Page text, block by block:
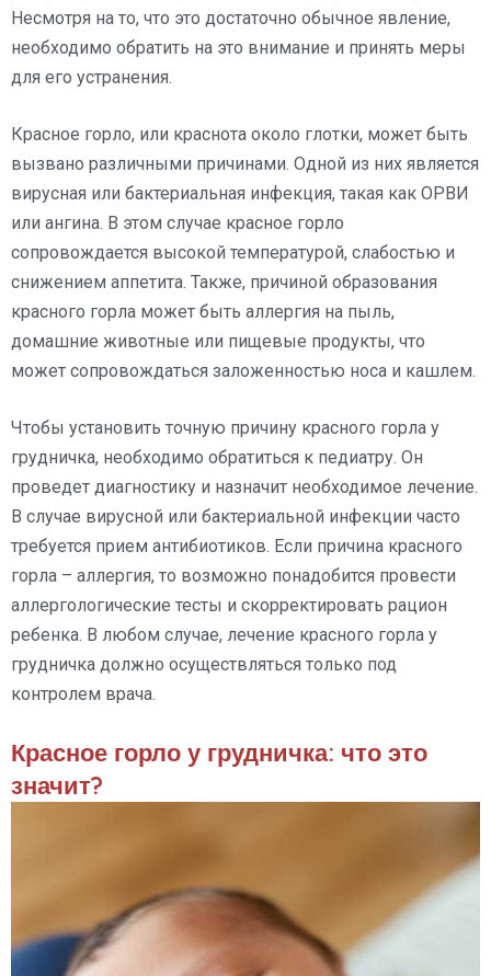
Несмотря на то, что это достаточно обычное явление,
необходимо обратить на это внимание и принять меры
для его устранения.
Красное горло, или краснота около глотки, может быть
вызвано различными причинами. Одной из них является
вирусная или бактериальная инфекция, такая как ОРВИ
или ангина. В этом случае красное горло
сопровождается высокой температурой, слабостью и
снижением аппетита. Также, причиной образования
красного горла может быть аллергия на пыль,
домашние животные или пищевые продукты, что
может сопровождаться заложенностью носа и кашлем.
Чтобы установить точную причину красного горла у
грудничка, необходимо обратиться к педиатру. Он
проведет диагностику и назначит необходимое лечение.
В случае вирусной или бактериальной инфекции часто
требуется прием антибиотиков. Если причина красного
горла – аллергия, то возможно понадобится провести
аллергологические тесты и скорректировать рацион
ребенка. В любом случае, лечение красного горла у
грудничка должно осуществляться только под
контролем врача.
Красное горло у грудничка: что это
значит?